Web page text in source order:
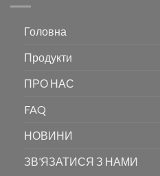
Головна
Продукти
ПРО НАС
FAQ
НОВИНИ
ЗВ’ЯЗАТИСЯ З НАМИ